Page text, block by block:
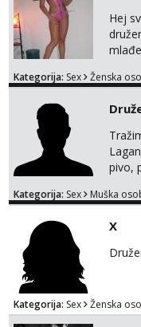
Hej
Kategorija: Sex Ženska
pivo,
thing
Kategorija: Sex Muška
X
Kategorija: Sex Ženska